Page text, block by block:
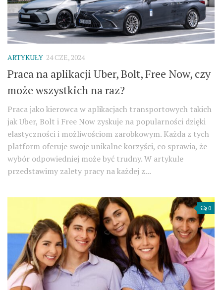
ARTYKUŁY 24 CZE, 2024
Praca na aplikacji Uber, Bolt, Free Now, czy
może wszystkich na raz?
Praca jako kierowca w aplikacjach transportowych takich
jak Uber, Bolt i Free Now zyskuje na popularności dzięki
elastyczności i możliwościom zarobkowym. Każda z tych
platform oferuje swoje unikalne korzyści, co sprawia, że
wybór odpowiedniej może być trudny. W artykule
przedstawimy zalety pracy na każdej z...
0